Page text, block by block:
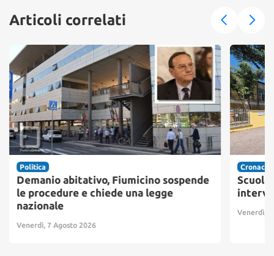
Articoli correlati
Politica
Demanio abitativo, Fiumicino sospende
le procedure e chiede una legge
nazionale
Venerdì, 7 Agosto 2026
Cronaca
Scuole
Venerdì, 7